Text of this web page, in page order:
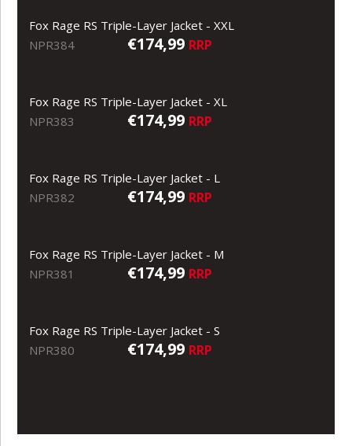
Fox Rage RS Triple-Layer Jacket - XXL
NPR384
€174,99 RRP
Fox Rage RS Triple-Layer Jacket - XL
NPR383
€174,99 RRP
Fox Rage RS Triple-Layer Jacket - L
NPR382
€174,99 RRP
Fox Rage RS Triple-Layer Jacket - M
NPR381
€174,99 RRP
Fox Rage RS Triple-Layer Jacket - S
NPR380
€174,99 RRP